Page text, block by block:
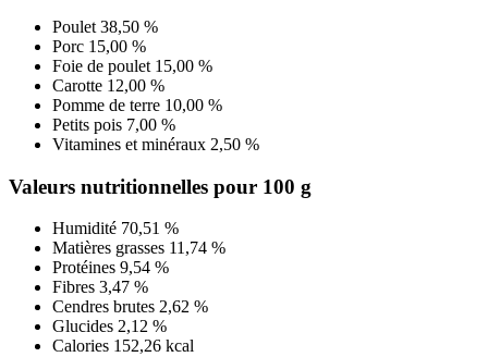
Poulet 38,50 %
Porc 15,00 %
Foie de poulet 15,00 %
Carotte 12,00 %
Pomme de terre 10,00 %
Petits pois 7,00 %
Vitamines et minéraux 2,50 %
Valeurs nutritionnelles pour 100 g
Humidité 70,51 %
Matières grasses 11,74 %
Protéines 9,54 %
Fibres 3,47 %
Cendres brutes 2,62 %
Glucides 2,12 %
Calories 152,26 kcal